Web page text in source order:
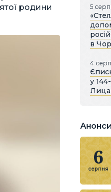
родини
5
в
4
у
Анонси
6
серпня